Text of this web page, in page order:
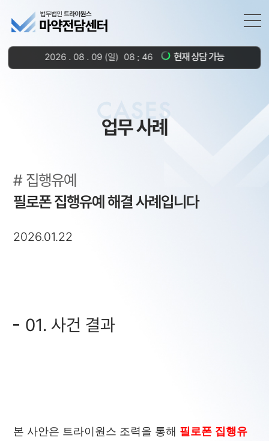
2026 . 08 . 09 (일) 08 46 현재 상담 가능
CASES
업무 사례
집행유예
필로폰 집행유예 해결 사례입니다
2026.01.22
01. 사건 결과
본 사안은 트라이원스 조력을 통해 필로폰 집행유